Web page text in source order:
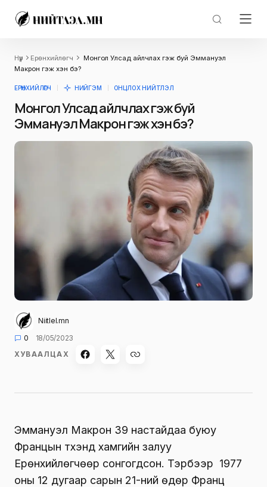
Нүүр Ерөнхийлөгч
Монгол Улсад айлчлах гэж буй Эммануэл
Макрон гэж хэн бэ?
ЕРӨНХИЙЛӨГЧ НИЙГЭМ ОНЦЛОХ НИЙТЛЭЛ
Монгол Улсад айлчлах гэж буй
Эммануэл Макрон гэж хэн бэ?
Niitlel.mn
0
18/05/2023
ХУВААЛЦАХ
Эммануэл Макрон 39 настайдаа буюу
Францын түүхэнд хамгийн залуу
Ерөнхийлөгчөөр сонгогдсон. Тэрбээр 1977
оны 12 дугаар сарын 21-ний өдөр Франц